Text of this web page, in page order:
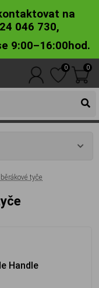
na
046 730,
9:00–16:00hod.
0 0
tyče
Handle